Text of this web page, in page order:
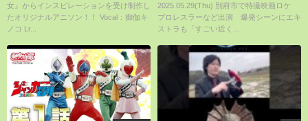
女』からインスピレーションを受け制作し
たオリジナルアニソン！！ Vocal：御伽キ
ノコ Lr...
っくり」大分
2025.05.29(Thu) 別府市で特撮映画ロケ
プロレスラーなど出演 爆発シーンにエキ
ストラも「すごい近く...